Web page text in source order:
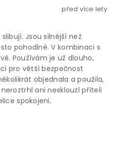
před více lety
Jsou silnější než
pohodlné. V kombinaci s
Používám je už dlouho,
pro větší bezpečnost
objednala a použila,
ani nesklouzl příteli
spokojeni.